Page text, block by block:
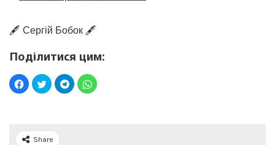
🖋️ Сергій Бобок 🖋️
Поділитися цим:
Share